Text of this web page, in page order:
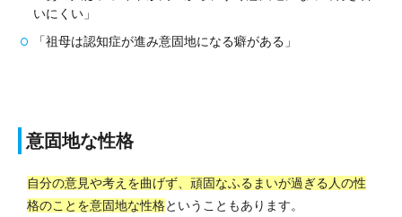
いにくい」
「祖母は認知症が進み意固地になる癖がある」
意固地な性格
自分の意見や考えを曲げず、頑固なふるまいが過ぎる人の性
格のことを意固地な性格ということもあります。